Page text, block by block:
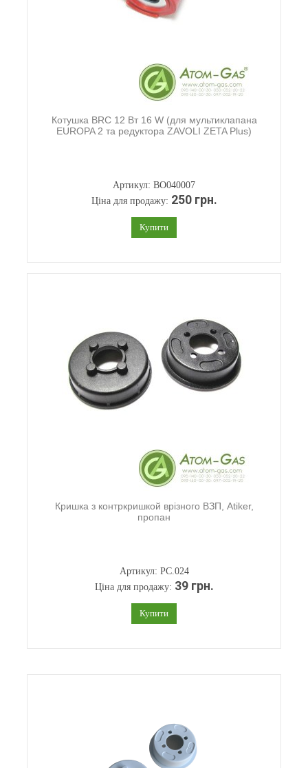
Котушка BRC 12 Вт 16 W (для мультиклапана
EUROPA 2 та редуктора ZAVOLI ZETA Plus)
Артикул: BO040007
Ціна для продажу: 250 грн.
Купити
Кришка з контркришкой врізного ВЗП, Atiker,
пропан
Артикул: PC.024
Ціна для продажу: 39 грн.
Купити